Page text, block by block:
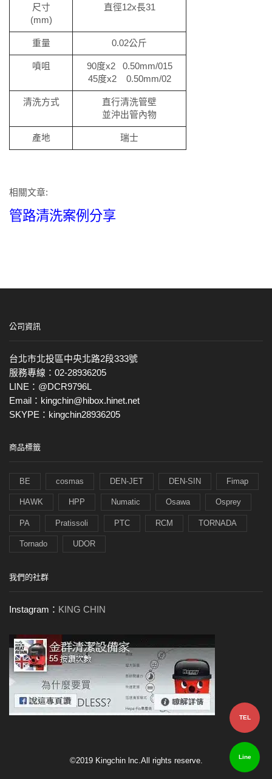
尺寸
(mm)
直徑12x長31
重量 0.02公斤
噴咀
90度x2 0.50mm/015
45度x2 0.50mm/02
清洗方式
直行清洗管壁
並沖出管內物
產地 瑞士
相關文章:
管路清洗案例分享
公司資訊
台北市北投區中央北路2段333號
服務專線：02-28936205
LINE：@DCR9796L
Email：kingchin@hibox.hinet.net
SKYPE：kingchin28936205
商品標籤
BE cosmas DEN-JET DEN-SIN Fimap
HAWK HPP Numatic Osawa Osprey
PA Pratissoli PTC RCM TORNADA
Tornado UDOR
我們的社群
Instagram： KING CHIN
©2019 Kingchin lnc.All rights reserve.
TEL
Line